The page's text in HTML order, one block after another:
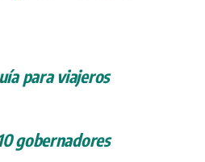
para viajeros
gobernadores